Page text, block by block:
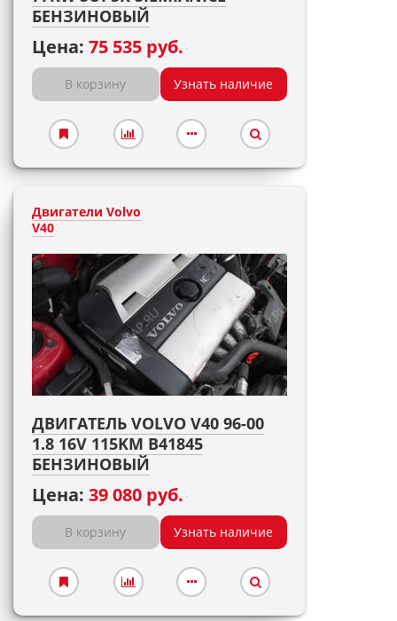
БЕНЗИНОВЫЙ
Цена: 75 535 руб.
В корзину Узнать наличие
Двигатели Volvo
V40
ДВИГАТЕЛЬ VOLVO V40 96-00
1.8 16V 115KM B41845
БЕНЗИНОВЫЙ
Цена: 39 080 руб.
В корзину Узнать наличие